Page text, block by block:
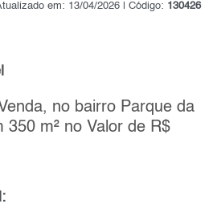
em: 13/04/2026 | Código: 130426
no bairro Parque da
350 m² no Valor de R$